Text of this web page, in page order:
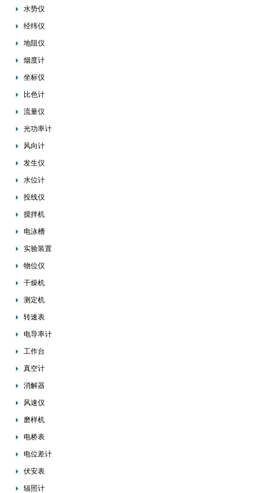
水势仪
经纬仪
地阻仪
烟度计
坐标仪
比色计
流量仪
光功率计
风向计
发生仪
水位计
投线仪
搅拌机
电泳槽
实验装置
物位仪
干燥机
测定机
转速表
电导率计
工作台
真空计
消解器
风速仪
磨样机
电桥表
电位差计
伏安表
辐照计